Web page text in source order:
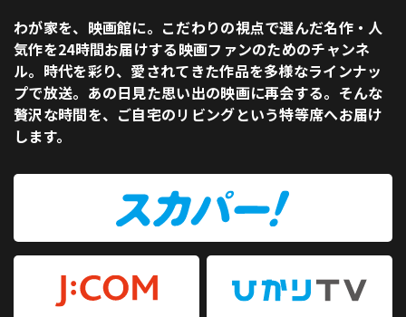
わが家を、映画館に。こだわりの視点で選んだ名作・人
気作を24時間お届けする映画ファンのためのチャンネ
ル。時代を彩り、愛されてきた作品を多様なラインナッ
プで放送。あの日見た思い出の映画に再会する。そんな
贅沢な時間を、ご自宅のリビングという特等席へお届け
します。